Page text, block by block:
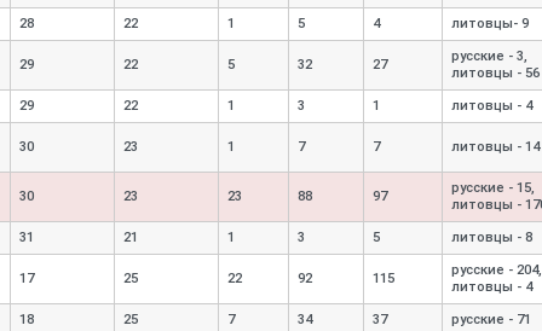
28 22 1 5 4 литовцы- 9
29 22 5 32 27
русские - 3,
литовцы - 56
29 22 1 3 1 литовцы - 4
30 23 1 7 7 литовцы - 14
30 23 23 88 97
русские - 15,
литовцы -
31 21 1 3 5 литовцы - 8
17 25 22 92 115
русские - 204,
литовцы - 4
18 25 7 34 37 русские - 71